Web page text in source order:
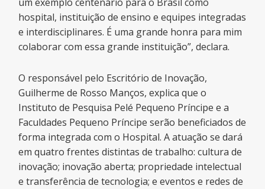
hospital, instituição de ensino e equipes integradas
e interdisciplinares. É uma grande honra para mim
colaborar com essa grande instituição”, declara.
O responsável pelo Escritório de Inovação,
Guilherme de Rosso Manços, explica que o
Instituto de Pesquisa Pelé Pequeno Príncipe e a
Faculdades Pequeno Príncipe serão beneficiados de
forma integrada com o Hospital. A atuação se dará
em quatro frentes distintas de trabalho: cultura de
inovação; inovação aberta; propriedade intelectual
e transferência de tecnologia; e eventos e redes de